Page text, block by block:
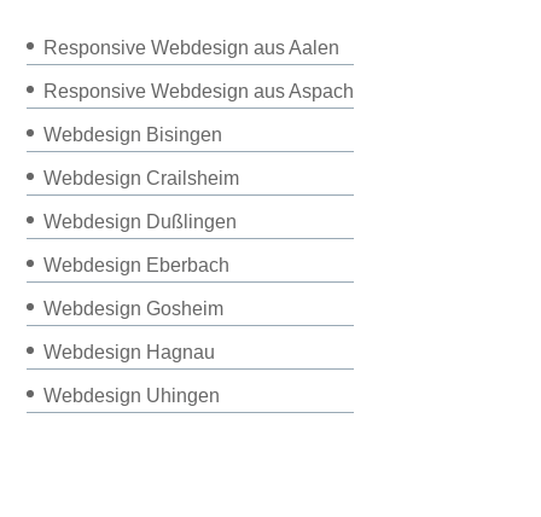
Responsive Webdesign aus Aalen
Responsive Webdesign aus Aspach
Webdesign Bisingen
Webdesign Crailsheim
Webdesign Dußlingen
Webdesign Eberbach
Webdesign Gosheim
Webdesign Hagnau
Webdesign Uhingen